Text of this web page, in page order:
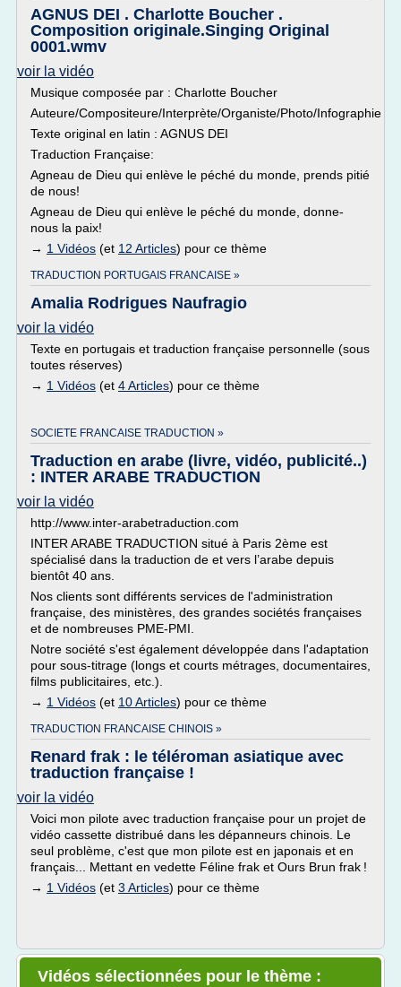
AGNUS DEI . Charlotte Boucher .
Composition originale.Singing Original
0001.wmv
voir la vidéo
Musique composée par : Charlotte Boucher
Auteure/Compositeure/Interprète/Organiste/Photo/Infographie
Texte original en latin : AGNUS DEI
Traduction Française:
Agneau de Dieu qui enlève le péché du monde, prends pitié
de nous!
Agneau de Dieu qui enlève le péché du monde, donne-
nous la paix!
→ 1 Vidéos (et 12 Articles) pour ce thème
TRADUCTION PORTUGAIS FRANCAISE »
Amalia Rodrigues Naufragio
voir la vidéo
Texte en portugais et traduction française personnelle (sous
toutes réserves)
→ 1 Vidéos (et 4 Articles) pour ce thème
SOCIETE FRANCAISE TRADUCTION »
Traduction en arabe (livre, vidéo, publicité..)
: INTER ARABE TRADUCTION
voir la vidéo
http://www.inter-arabetraduction.com
INTER ARABE TRADUCTION situé à Paris 2ème est
spécialisé dans la traduction de et vers l’arabe depuis
bientôt 40 ans.
Nos clients sont différents services de l'administration
française, des ministères, des grandes sociétés françaises
et de nombreuses PME-PMI.
Notre société s'est également développée dans l'adaptation
pour sous-titrage (longs et courts métrages, documentaires,
films publicitaires, etc.).
→ 1 Vidéos (et 10 Articles) pour ce thème
TRADUCTION FRANCAISE CHINOIS »
Renard frak : le téléroman asiatique avec
traduction française !
voir la vidéo
Voici mon pilote avec traduction française pour un projet de
vidéo cassette distribué dans les dépanneurs chinois. Le
seul problème, c'est que mon pilote est en japonais et en
français... Mettant en vedette Féline frak et Ours Brun frak !
→ 1 Vidéos (et 3 Articles) pour ce thème
Vidéos sélectionnées pour le thème :